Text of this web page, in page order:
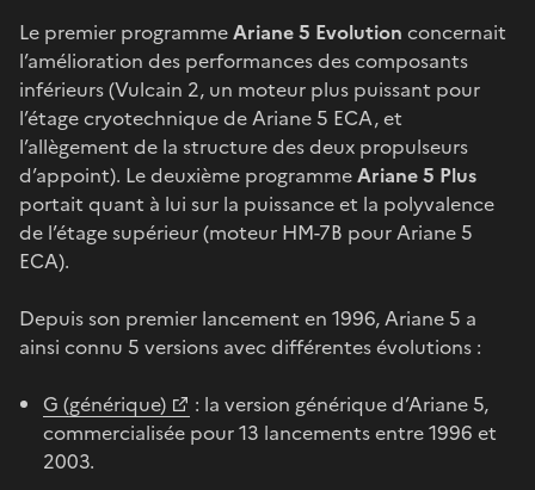
Le premier programmeAriane 5 Evolution concernait
l’amélioration des performances des composants
inférieurs (Vulcain 2, un moteur plus puissant pour
l’étage cryotechnique de Ariane 5 ECA, et
l’allègement de la structure des deux propulseurs
d’appoint). Le deuxième programmeAriane 5 Plus
portait quant à lui sur la puissance et la polyvalence
de l’étage supérieur (moteur HM-7B pour Ariane 5
ECA).
Depuis son premier lancement en 1996, Ariane 5 a
ainsi connu 5 versions avec différentes évolutions :
G (générique)
: la version générique d’Ariane 5,
commercialisée pour 13 lancements entre 1996 et
2003.